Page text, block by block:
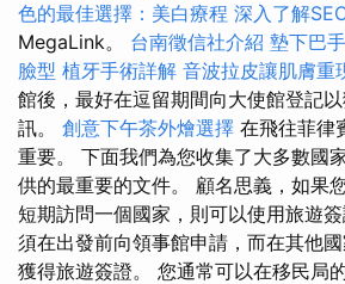
色的最佳選擇：美白療程 深入了解
MegaLink。 台南徵信社介紹 墊下巴
臉型 植牙手術詳解 音波拉皮讓肌膚重
館後，最好在逗留期間向大使館登記
訊。 創意下午茶外燴選擇 在飛往菲律
重要。 下面我們為您收集了大多數國
供的最重要的文件。 顧名思義，如果
短期訪問一個國家，則可以使用旅遊
須在出發前向領事館申請，而在其他
獲得旅遊簽證。 您通常可以在移民局